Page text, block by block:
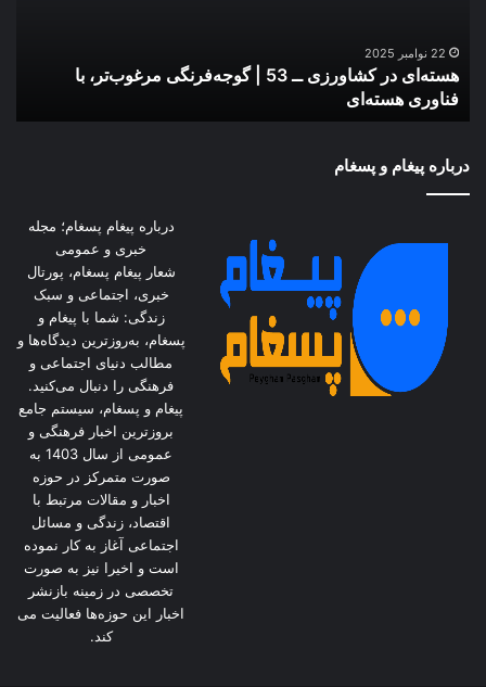
مرغوب‌تر،
فناوری
هسته‌ای
22 نوامبر 2025
هسته‌ای در کشاورزی ــ 53 | گوجه‌فرنگی مرغوب‌تر، با
فناوری هسته‌ای
درباره پیغام و پسغام
درباره پیغام پسغام؛ مجله
خبری و عمومی
شعار پیغام پسغام، پورتال
خبری، اجتماعی و سبک
زندگی: شما با پیغام و
پسغام، به‌روزترین دیدگاه‌ها و
مطالب دنیای اجتماعی و
فرهنگی را دنبال می‌کنید.
پیغام و پسغام، سیستم جامع
بروزترین اخبار فرهنگی و
عمومی از سال 1403 به
صورت متمرکز در حوزه
اخبار و مقالات مرتبط با
اقتصاد، زندگی و مسائل
اجتماعی آغاز به کار نموده
است و اخیرا نیز به صورت
تخصصی در زمینه بازنشر
اخبار این حوزه‌ها فعالیت می
کند.